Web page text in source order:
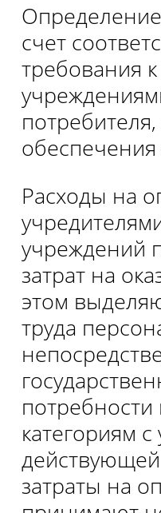
счет
требования
обеспечения
Расходы на
учреждений
затрат на
этом
труда
категориям
действующей
затраты на